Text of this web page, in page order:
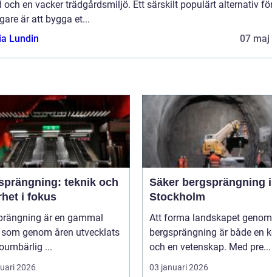
och en vacker trädgårdsmiljö. Ett särskilt populärt alternativ
är att bygga et...
Lundin
07 maj
teknik och
i fokus
är en gammal
genom åren utvecklats
...
2026
Säker bergsprängning i
Stockholm
Att forma landskapet genom
bergsprängning är både en
och en vetenskap. Med pre...
03 januari 2026